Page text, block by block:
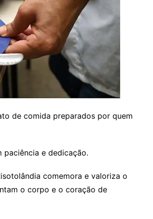
de comida preparados por quem
paciência e dedicação.
comemora e valoriza o
o corpo e o coração de